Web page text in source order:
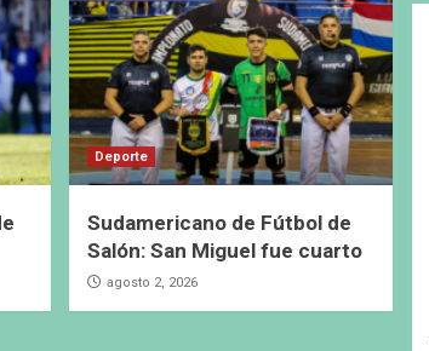
Deporte
Sudamericano de Fútbol de
Salón: San Miguel fue cuarto
agosto 2, 2026